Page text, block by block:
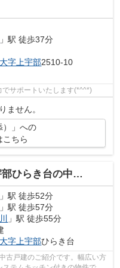
」駅 徒歩37分
大字上宇部2510-10
サポートいたします(*^^*)
ません。
）」への
こちら
き台の中古一戸建
」駅 徒歩52分
」駅 徒歩57分
」駅 徒歩55分
大字上宇部ひらき台
古戸建のご紹介です。幅広い方